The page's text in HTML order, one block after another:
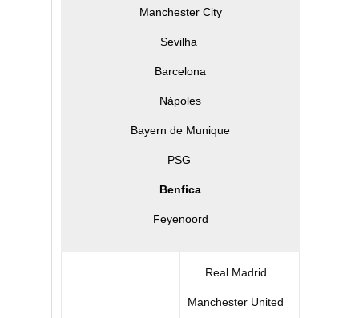
Manchester City
Sevilha
Barcelona
Nápoles
Bayern de Munique
PSG
Benfica
Feyenoord
Real Madrid
Manchester United